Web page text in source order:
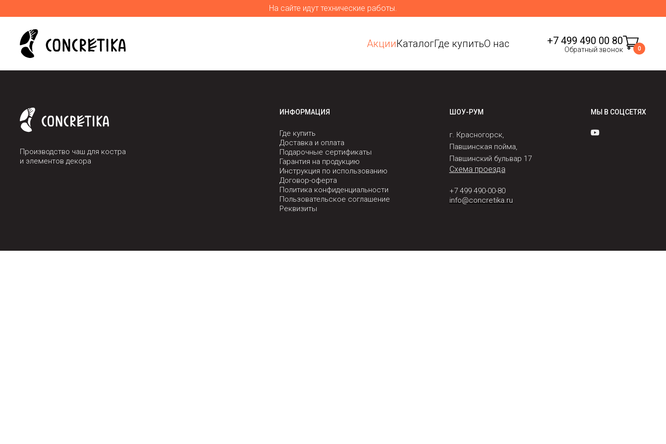
На сайте идут технические работы.
АкцииКаталогГде купитьО нас +7 499 490 00 80
Обратный звонок 0
Производство чаш для костра
и элементов декора
ИНФОРМАЦИЯ
Где купить
Доставка и оплата
Подарочные сертификаты
Гарантия на продукцию
Инструкция по использованию
Договор-оферта
Политика конфиденциальности
Пользовательское соглашение
Реквизиты
ШОУ-РУМ
г. Красногорск,
Павшинская пойма,
Павшинский бульвар 17
Схема проезда
+7 499 490-00-80
info@concretika.ru
МЫ В СОЦСЕТЯХ